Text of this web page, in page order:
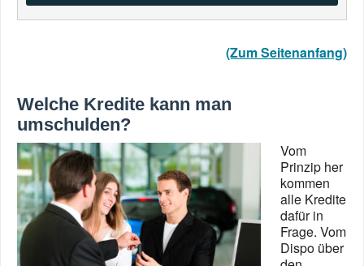
(Zum Seitenanfang)
Welche Kredite kann man
umschulden?
Vom
Prinzip her
kommen
alle Kredite
dafür in
Frage. Vom
Dispo über